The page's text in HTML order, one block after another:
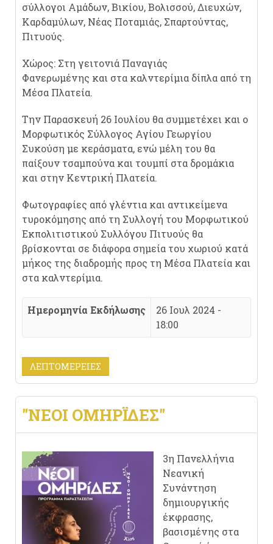
σύλλογοι Αμάδων, Βικίου, Βολισσού, Διευχών,
Καρδαμύλων, Νέας Ποταμιάς, Σπαρτούντας,
Πιτυούς.
Χώρος: Στη γειτονιά Παναγιάς
Φανερωμένης και στα καλντερίμια δίπλα από τη
Μέσα Πλατεία.
Την Παρασκευή 26 Ιουλίου θα συμμετέχει και ο
Μορφωτικός Σύλλογος Αγίου Γεωργίου
Συκούση με κεράσματα, ενώ μέλη του θα
παίξουν τσαμπούνα και τουμπί στα δρομάκια
και στην Κεντρική Πλατεία.
Φωτογραφίες από γλέντια και αντικείμενα
τυροκόμησης από τη Συλλογή του Μορφωτικού
Εκπολιτιστικού Συλλόγου Πιτυούς θα
βρίσκονται σε διάφορα σημεία του χωριού κατά
μήκος της διαδρομής προς τη Μέσα Πλατεία και
στα καλντερίμια.
Ημερομηνία Εκδήλωσης
26 Ιουλ 2024 -
18:00
ΛΕΠΤΟΜΈΡΕΙΕΣ
"ΝΈΟΙ ΟΜΗΡΪΔΕΣ"
3η Πανελλήνια
Νεανική
Συνάντηση
δημιουργικής
έκφρασης,
βασισμένης στα